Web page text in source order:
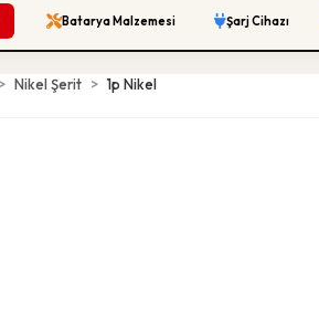
Batarya Malzemesi Şarj Cihazı
Nikel Şerit 1p Nikel